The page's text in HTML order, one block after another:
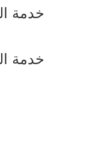
خدمة
خدمة